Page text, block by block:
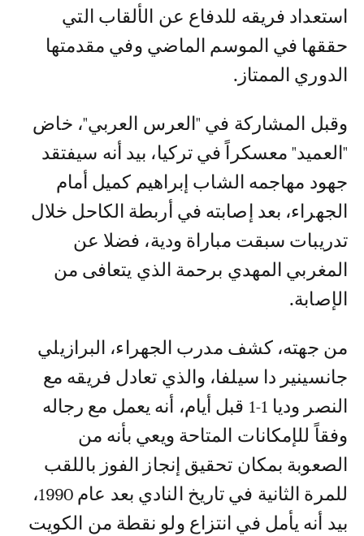
استعداد فريقه للدفاع عن الألقاب التي
حققها في الموسم الماضي وفي مقدمتها
الدوري الممتاز.
وقبل المشاركة في "العرس العربي"، خاض
"العميد" معسكراً في تركيا، بيد أنه سيفتقد
جهود مهاجمه الشاب إبراهيم كميل أمام
الجهراء، بعد إصابته في أربطة الكاحل خلال
تدريبات سبقت مباراة ودية، فضلا عن
المغربي المهدي برحمة الذي يتعافى من
الإصابة.
من جهته، كشف مدرب الجهراء، البرازيلي
جانسينير دا سيلفا، والذي تعادل فريقه مع
النصر وديا 1-1 قبل أيام، أنه يعمل مع رجاله
وفقاً للإمكانات المتاحة ويعي بأنه من
الصعوبة بمكان تحقيق إنجاز الفوز باللقب
للمرة الثانية في تاريخ النادي بعد عام 1990،
بيد أنه يأمل في انتزاع ولو نقطة من الكويت